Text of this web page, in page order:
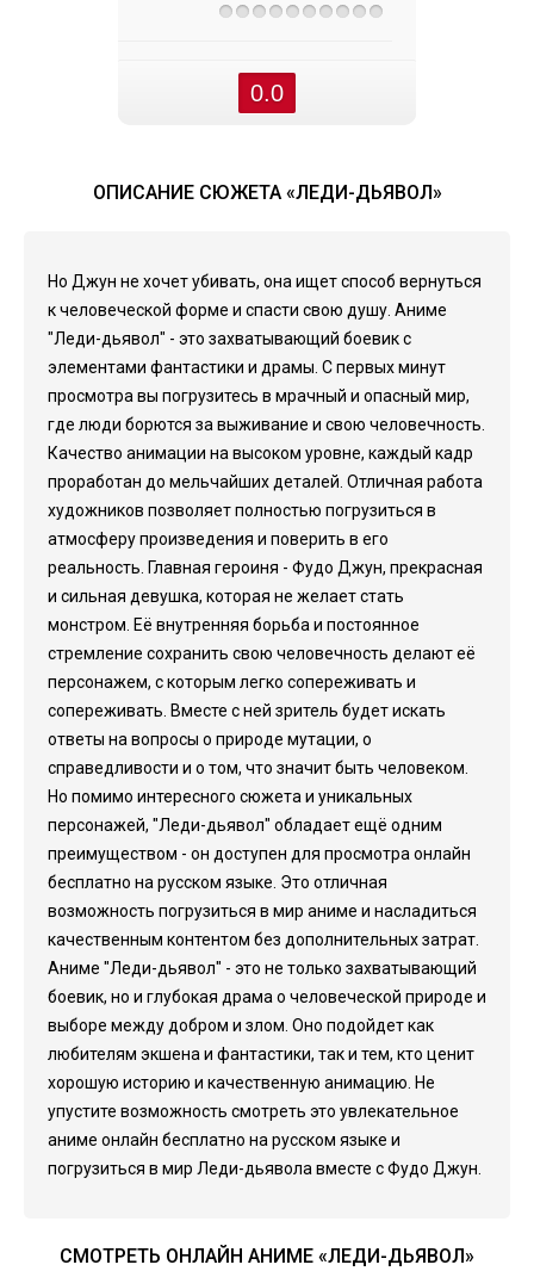
0.0
ОПИСАНИЕ СЮЖЕТА «ЛЕДИ-ДЬЯВОЛ»
Но Джун не хочет убивать, она ищет способ вернуться
к человеческой форме и спасти свою душу. Аниме
"Леди-дьявол" - это захватывающий боевик с
элементами фантастики и драмы. С первых минут
просмотра вы погрузитесь в мрачный и опасный мир,
где люди борются за выживание и свою человечность.
Качество анимации на высоком уровне, каждый кадр
проработан до мельчайших деталей. Отличная работа
художников позволяет полностью погрузиться в
атмосферу произведения и поверить в его
реальность. Главная героиня - Фудо Джун, прекрасная
и сильная девушка, которая не желает стать
монстром. Её внутренняя борьба и постоянное
стремление сохранить свою человечность делают её
персонажем, с которым легко сопереживать и
сопереживать. Вместе с ней зритель будет искать
ответы на вопросы о природе мутации, о
справедливости и о том, что значит быть человеком.
Но помимо интересного сюжета и уникальных
персонажей, "Леди-дьявол" обладает ещё одним
преимуществом - он доступен для просмотра онлайн
бесплатно на русском языке. Это отличная
возможность погрузиться в мир аниме и насладиться
качественным контентом без дополнительных затрат.
Аниме "Леди-дьявол" - это не только захватывающий
боевик, но и глубокая драма о человеческой природе и
выборе между добром и злом. Оно подойдет как
любителям экшена и фантастики, так и тем, кто ценит
хорошую историю и качественную анимацию. Не
упустите возможность смотреть это увлекательное
аниме онлайн бесплатно на русском языке и
погрузиться в мир Леди-дьявола вместе с Фудо Джун.
СМОТРЕТЬ ОНЛАЙН АНИМЕ «ЛЕДИ-ДЬЯВОЛ»